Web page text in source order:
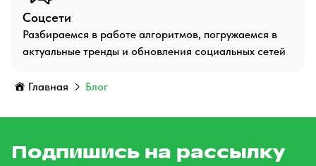
Соцсети
Разбираемся в работе алгоритмов, погружаемся в
актуальные тренды и обновления социальных сетей
Главная Блог
Подпишись на рассылку